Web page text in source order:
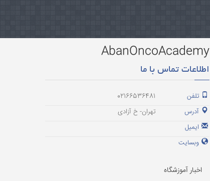
AbanOncoAcademy
اطلاعات تماس با ما
تلفن
02166536481
آدرس
تهران- خ آزادی
ایمیل
وبسایت
اخبار آموزشگاه